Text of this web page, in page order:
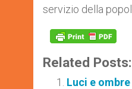
servizio della
Related Posts:
Luci e